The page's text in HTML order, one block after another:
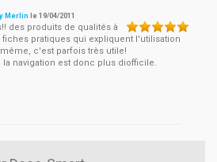
Merlin le19/04/2011
des produits de qualités à
pratiques qui expliquent l'utilisation
c'est parfois très utile!
navigation est donc plus diofficile.